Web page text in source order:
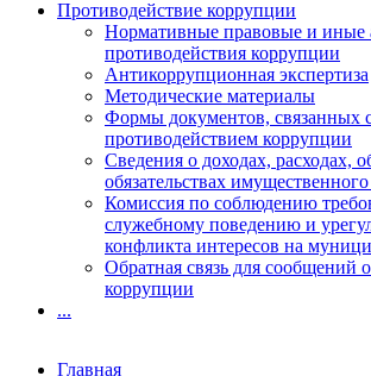
Противодействие коррупции
Нормативные правовые и иные
противодействия коррупции
Антикоррупционная экспертиза
Методические материалы
Формы документов, связанных
противодействием коррупции
Сведения о доходах, расходах,
обязательствах имущественного
Комиссия по соблюдению
служебному поведению и
конфликта интересов на
Обратная связь для сообщений
коррупции
...
Главная